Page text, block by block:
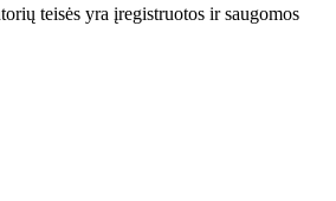
teisės yra įregistruotos ir saugomos